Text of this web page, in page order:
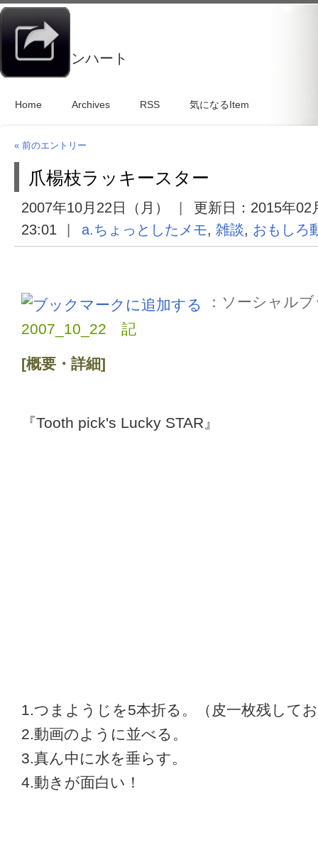
マイチキンハート
Home Archives RSS 気になるItem
« 前のエントリー
爪楊枝ラッキースター
2007年10月22日（月） 更新日： 2015年02
23:01
a.ちょっとしたメモ, 雑談, おもしろ
：ソーシャル
2007_10_22 記
[概要・詳細]
『Tooth pick's Lucky STAR』
1.つまようじを5本折る。（皮一枚残して
2.動画のように並べる。
3.真ん中に水を垂らす。
4.動きが面白い！